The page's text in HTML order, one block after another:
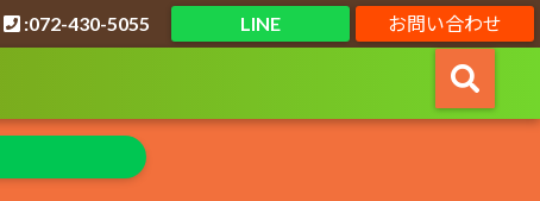
お問い合わせ
LINE
:072-430-5055